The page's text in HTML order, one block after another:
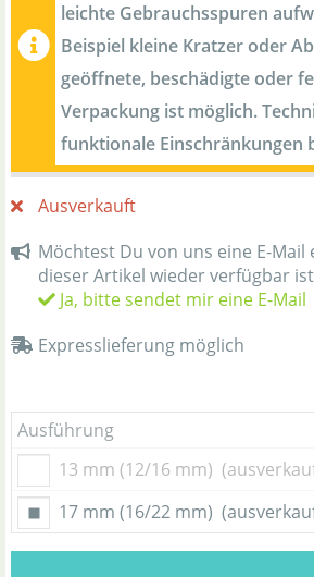
leichte Gebrauchsspuren
Beispiel kleine Kratzer oder
geöffnete, beschädigte oder
Verpackung ist möglich.
funktionale Einschränkungen
Ausverkauft
Möchtest Du von uns eine E-Mail
dieser Artikel wieder verfügbar
Ja, bitte sendet mir eine E-Mail
Expresslieferung möglich
Ausführung
13 mm (12/16 mm)
17 mm (16/22 mm)